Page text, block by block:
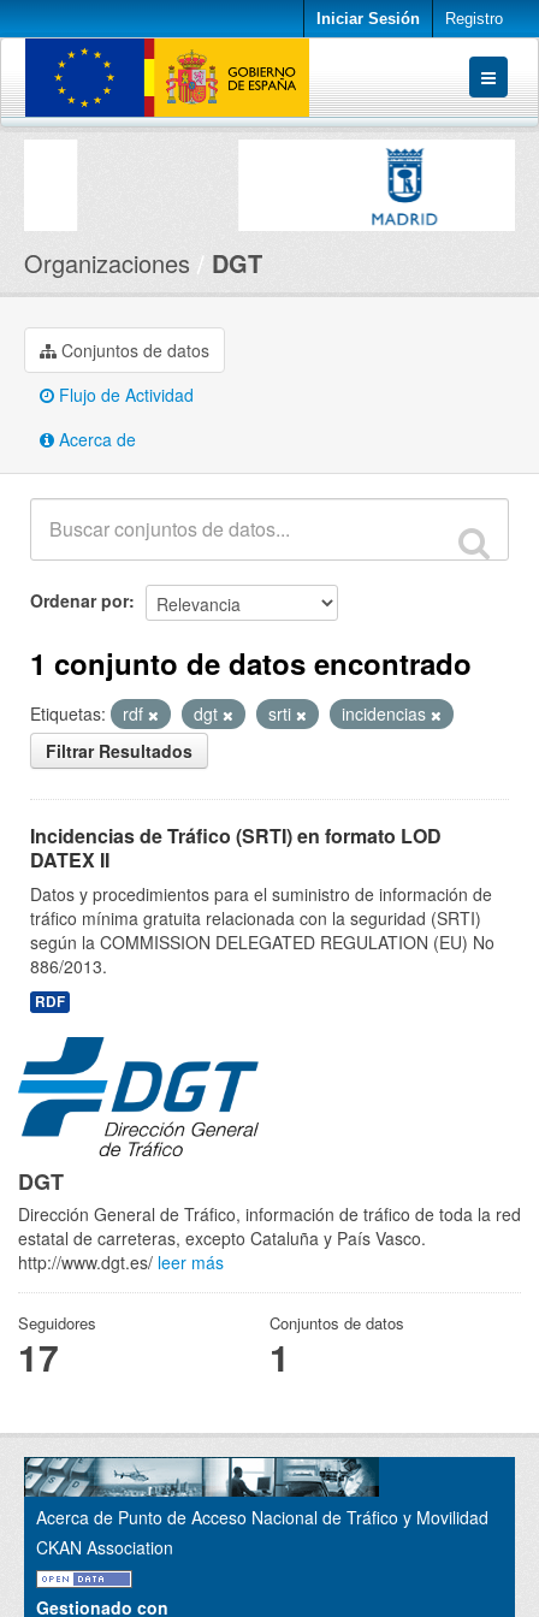
Iniciar Sesión Registro
Conjuntos de datos
Organizaciones DGT
Conjuntos de datos
Flujo de Actividad
Acerca de
Ordenar por
1 conjunto de datos encontrado
Etiquetas: rdf dgt srti
incidencias
Filtrar Resultados
Incidencias de Tráfico (SRTI) en formato LOD
DATEX II
Datos y procedimientos para el suministro de información de
tráfico mínima gratuita relacionada con la seguridad (SRTI)
según la COMMISSION DELEGATED REGULATION (EU) No
886/2013.
RDF
DGT
Dirección General de Tráfico, información de tráfico de toda la red
estatal de carreteras, excepto Cataluña y País Vasco.
http://www.dgt.es/ leer más
Seguidores
17
Conjuntos de datos
1
Acerca de Punto de Acceso Nacional de Tráfico y Movilidad
CKAN Association
Gestionado con